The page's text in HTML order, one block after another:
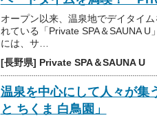
オープン以来、温泉地でデイタイ
れている「Private SPA＆SAUNA
には、サ…
[長野県] Private SPA＆SAUNA U
温泉を中心にして人々が集
と ちくま 白鳥園」